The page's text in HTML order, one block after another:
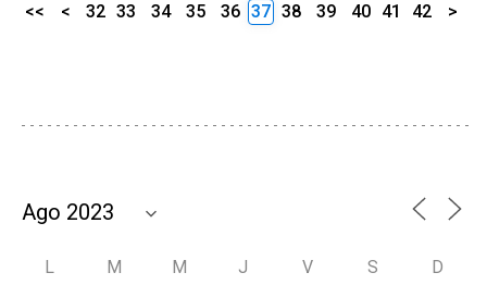
<< < 32 33 34 35 36 37 38 39 40 41 42 >
L M M J V S D